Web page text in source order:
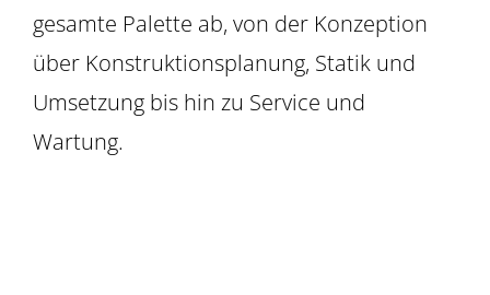
gesamte Palette ab, von der Konzeption
über Konstruktionsplanung, Statik und
Umsetzung bis hin zu Service und
Wartung.